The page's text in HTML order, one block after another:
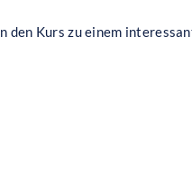
den Kurs zu einem